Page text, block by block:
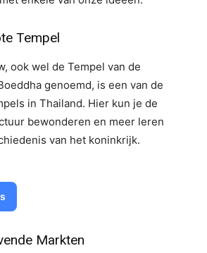
Tempel
ook wel de Tempel van de
genoemd, is een van de
in Thailand. Hier kun je de
bewonderen en meer leren
van het koninkrijk.
Markten